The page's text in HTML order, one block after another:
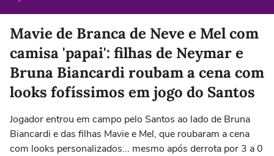
Mavie de Branca de Neve e Mel com
camisa 'papai': filhas de Neymar e
Bruna Biancardi roubam a cena com
looks fofíssimos em jogo do Santos
Jogador entrou em campo pelo Santos ao lado de Bruna
Biancardi e das filhas Mavie e Mel, que roubaram a cena
com looks personalizados... mesmo após derrota por 3 a 0